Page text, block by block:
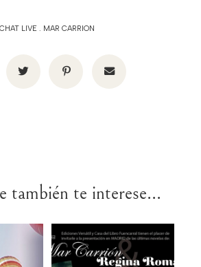
CHAT LIVE . MAR CARRION
también te interese...